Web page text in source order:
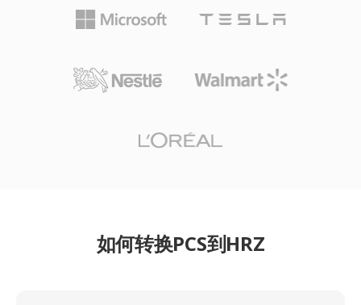
如何转换PCS到HRZ